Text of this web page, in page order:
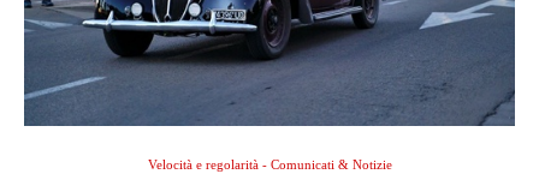
Velocità e regolarità - Comunicati & Notizie